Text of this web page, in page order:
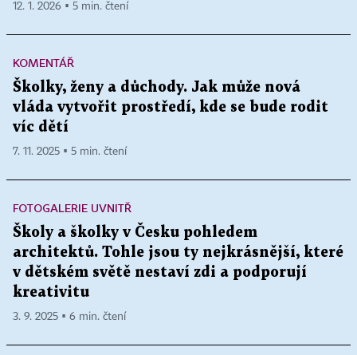
12. 1. 2026 ▪ 5 min. čtení
KOMENTÁŘ
Školky, ženy a důchody. Jak může nová
vláda vytvořit prostředí, kde se bude rodit
víc dětí
7. 11. 2025 ▪ 5 min. čtení
FOTOGALERIE UVNITŘ
Školy a školky v Česku pohledem
architektů. Tohle jsou ty nejkrásnější, které
v dětském světě nestaví zdi a podporují
kreativitu
3. 9. 2025 ▪ 6 min. čtení